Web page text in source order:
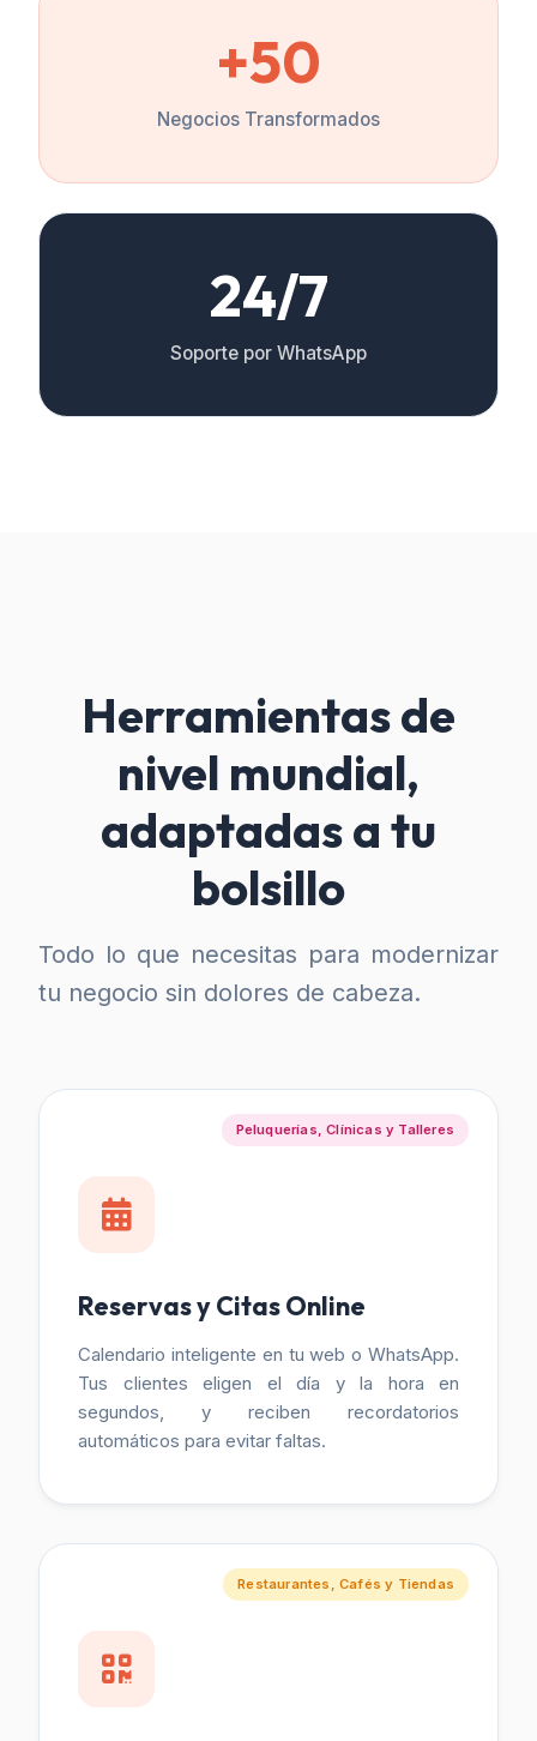
+50
Negocios Transformados
24/7
Soporte por WhatsApp
Herramientas de
nivel mundial,
adaptadas a tu
bolsillo
Todo lo que necesitas para modernizar
tu negocio sin dolores de cabeza.
Peluquerías, Clínicas y Talleres
Reservas y Citas Online
Calendario inteligente en tu web o WhatsApp.
Tus clientes eligen el día y la hora en
segundos, y reciben recordatorios
automáticos para evitar faltas.
Restaurantes, Cafés y Tiendas